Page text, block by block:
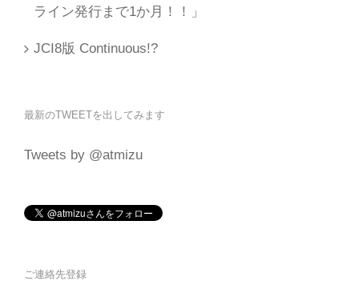
ライン発行まで1か月！！」
JCI8版 Continuous!?
最新のTWEETを出してみます
Tweets by @atmizu
ご連絡先登録